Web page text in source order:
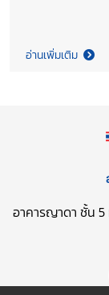
อ่านเพิ่มเติม
อาคารญาดา ชั้น